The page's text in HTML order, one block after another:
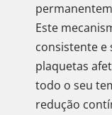
Este
consistente e
plaquetas
todo o seu
redução